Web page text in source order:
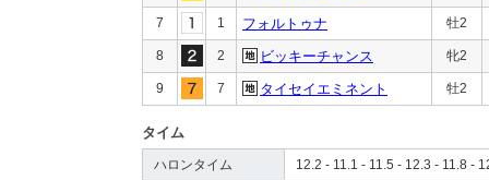
7 1 フォルトゥナ 牡2
8 2 ビッキーチャンス 牝2
9 7 タイセイエミネント 牡2
タイム
ハロンタイム 12.2 - 11.1 - 11.5 - 12.3 - 11.8 -